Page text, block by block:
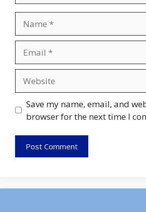
Save my name, email, and
browser for the next time I